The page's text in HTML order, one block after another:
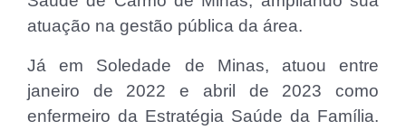
atuação na gestão pública da área.
Já em Soledade de Minas, atuou entre
janeiro de 2022 e abril de 2023 como
enfermeiro da Estratégia Saúde da Família.